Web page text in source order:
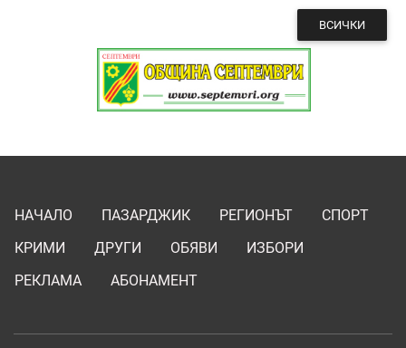
ВСИЧКИ
НАЧАЛО ПАЗАРДЖИК РЕГИОНЪТ
СПОРТ
КРИМИ
ДРУГИ ОБЯВИ
ИЗБОРИ
РЕКЛАМА
АБОНАМЕНТ